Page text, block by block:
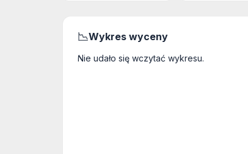
📉Wykres wyceny
Nie udało się wczytać wykresu.